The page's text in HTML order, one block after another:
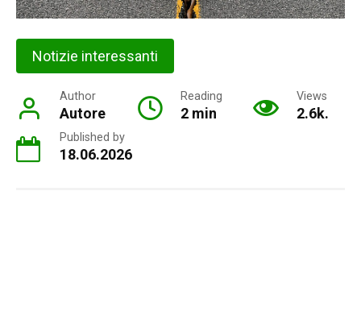
Notizie interessanti
Author
Autore
Reading
2 min
Views
2.6k.
Published by
18.06.2026